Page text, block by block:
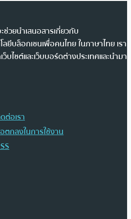
วยนำเสนอสารเกี่ยวกับ
ยีบล็อกเชนเพื่อคนไทย ในภาษาไทย เรา
ไซต์และเว็บบอร์ดต่างประเทศและนำมา
ต่อเรา
ตกลงในการใช้งาน